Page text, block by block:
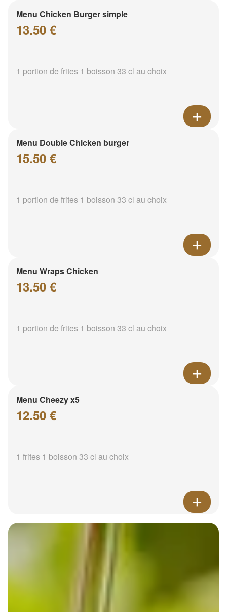
Menu Chicken Burger simple
13.50 €
1 portion de frites 1 boisson 33 cl au choix
Menu Double Chicken burger
15.50 €
1 portion de frites 1 boisson 33 cl au choix
Menu Wraps Chicken
13.50 €
1 portion de frites 1 boisson 33 cl au choix
Menu Cheezy x5
12.50 €
1 frites 1 boisson 33 cl au choix